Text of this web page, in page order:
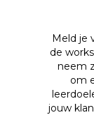
Meld je
de
neem
om
jouw